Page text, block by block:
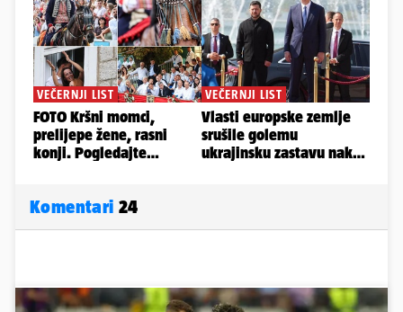
Komentari 24